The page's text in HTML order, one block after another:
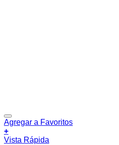
Agregar a Favoritos
+
Vista Rápida